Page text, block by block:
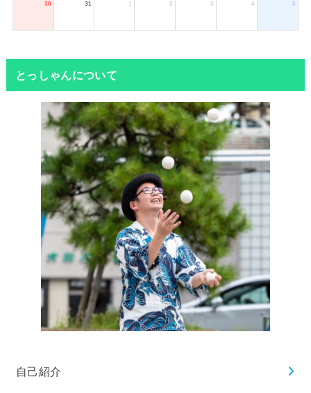
30 31 1 2 3 4 5
とっしゃんについて
自己紹介